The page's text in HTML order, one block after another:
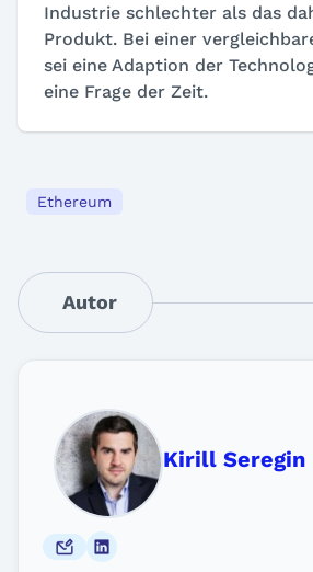
Industrie schlechter als das
Produkt. Bei einer
sei eine Adaption der
eine Frage der Zeit.
Ethereum
Autor
Kirill Seregin